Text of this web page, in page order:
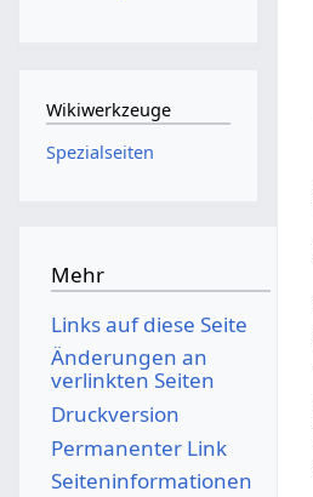
Wikiwerkzeuge
Spezialseiten
Mehr
Links auf diese Seite
Änderungen an
verlinkten Seiten
Druckversion
Permanenter Link
Seiten­­informationen